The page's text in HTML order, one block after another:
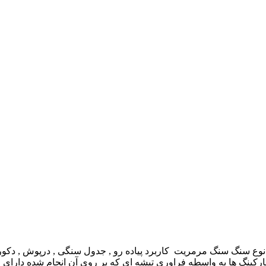
سنگ سنگ مرمریت کاربرد پیاده رو , جدول سنگی , درپوش ,
ها به واسطه فراوری تیشه ای که بر روی آن انجام شده